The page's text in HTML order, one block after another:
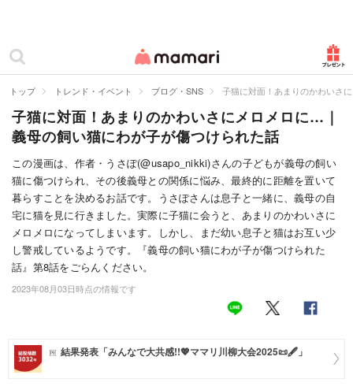
ママリ
カテゴリー一覧
妊娠
出産
赤ちゃん・育児
子育て・家族
病院
住まい
トップ トレンド・イベント ブログ・SNS 子猫に対面！あまりのかわいさ
子猫に対面！あまりのかわいさにメロメロに…｜
義母の飼い猫にわが子が傷つけられた話
この漫画は、作者・うさぽ(@usapo_nikki)さんの子どもが義母の飼い
猫に傷つけられ、その後義母との関係に悩み、最終的に距離を置いて
暮らすことを決めるお話です。うさぽさんは息子と一緒に、義母の自
宅に猫を見に行きました。実際に子猫に会うと、あまりのかわいさに
メロメロになってしまいます。しかし、まだ幼い息子と猫はお互い少
し警戒しているようです。『義母の飼い猫にわが子が傷つけられた
話』第8話をごらんください。
2023年08月03日時点の情報です
結果発表「みんなで大共感!!💖ママリ川柳大会2025📜🖋️」